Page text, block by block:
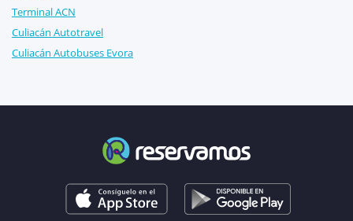
Terminal ACN
Culiacán Autotravel
Culiacán Autobuses Evora